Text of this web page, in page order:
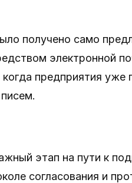
получено само
электронной
предприятия уже
этап на пути к
согласования и